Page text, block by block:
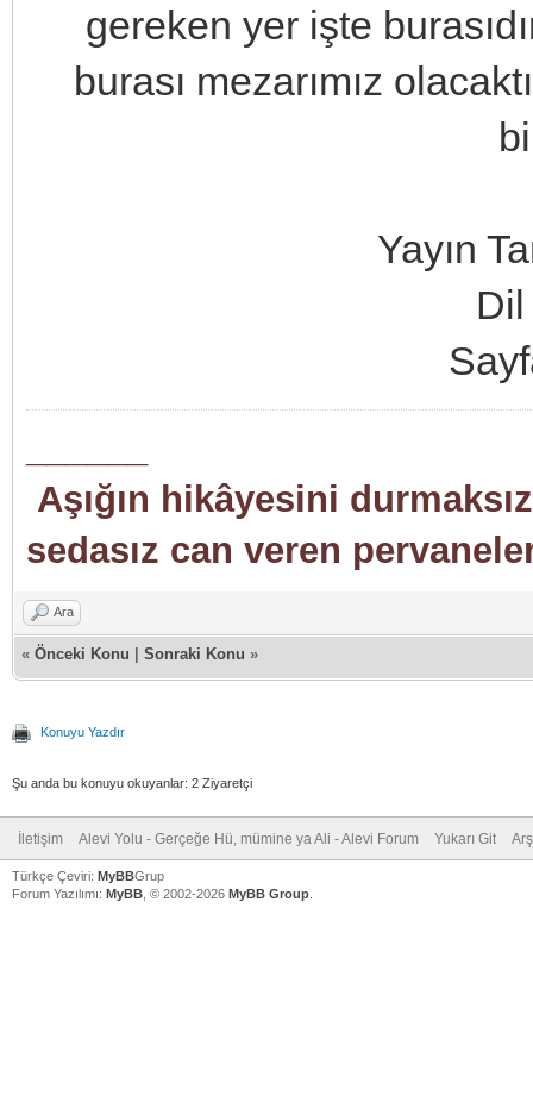
gereken yer işte
burası mezarımız
Yayın
Aşığın hikâyesini
sedasız can veren
Ara
« Önceki Konu Sonraki Konu »
Konuyu Yazdır
Şu anda bu konuyu okuyanlar: 2 Ziyaretçi
İletişim Alevi Yolu - Gerçeğe Hü, mümine ya Ali - Alevi Forum Yukarı Git
Türkçe Çeviri: MyBBGrup
Forum Yazılımı: MyBB , © 2002-2026 MyBB Group